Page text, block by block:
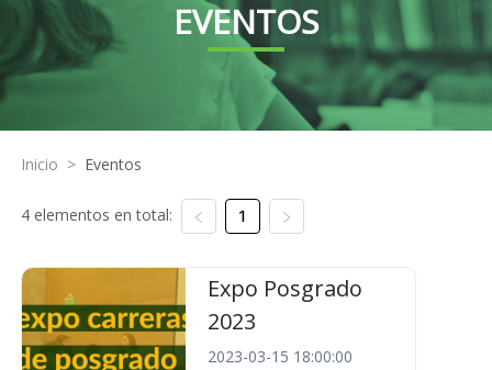
EVENTOS
Inicio > Eventos
4 elementos en total: 1
Expo Posgrado
2023
2023-03-15 18:00:00